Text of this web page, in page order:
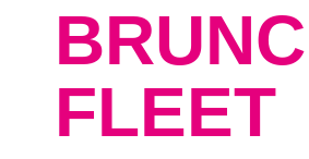
FLEET